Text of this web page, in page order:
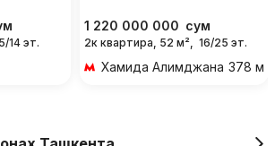
5/14 эт.
1 220 000 000 сум
2к квартира, 52 м², 16/25 эт.
Хамида Алимджана 378 м